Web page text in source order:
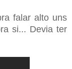
falar alto uns
si... Devia ter